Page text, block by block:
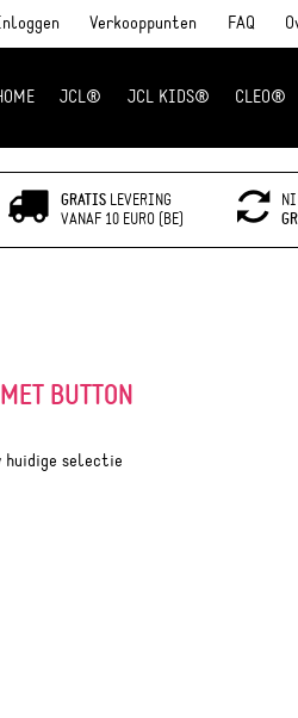
Verkooppunten FAQ
JCL® JCL KIDS® CLEO®
GRATISLEVERING
VANAF 10 EURO (BE)
BUTTON
huidige selectie